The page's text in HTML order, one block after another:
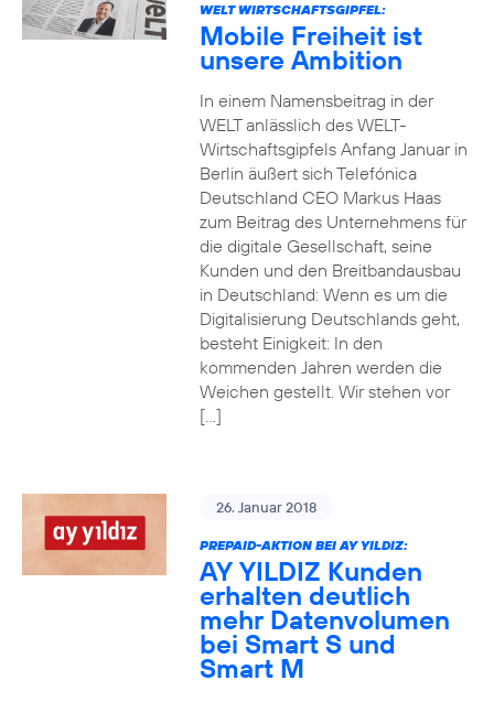
WELT WIRTSCHAFTSGIPFEL:
Mobile Freiheit ist
unsere Ambition
In einem Namensbeitrag in der
WELT anlässlich des WELT-
Wirtschaftsgipfels Anfang Januar in
Berlin äußert sich Telefónica
Deutschland CEO Markus Haas
zum Beitrag des Unternehmens für
die digitale Gesellschaft, seine
Kunden und den Breitbandausbau
in Deutschland: Wenn es um die
Digitalisierung Deutschlands geht,
besteht Einigkeit: In den
kommenden Jahren werden die
Weichen gestellt. Wir stehen vor
[…]
26. Januar 2018
PREPAID-AKTION BEI AY YILDIZ:
AY YILDIZ Kunden
erhalten deutlich
mehr Datenvolumen
bei Smart S und
Smart M